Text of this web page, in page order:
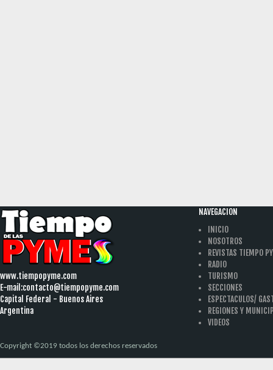
www.tiempopyme.com
E-mail:contacto@tiempopyme.com
Capital Federal - Buenos Aires
Argentina
NAVEGACION
INICIO
NOSOTROS
REVISTAS TIEMPO
RADIO
TURISMO
SECCIONES
ESPECTACULOS/
REGIONES Y
VIDEOS
Copyright ©2019 todos los derechos reservados